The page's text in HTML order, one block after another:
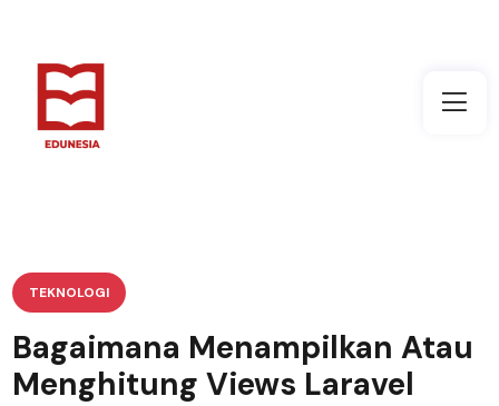
TEKNOLOGI
Bagaimana Menampilkan Atau
Menghitung Views Laravel